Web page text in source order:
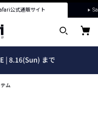
公式通販サイト
ム